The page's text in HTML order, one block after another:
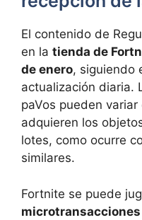
El contenido de
en la tienda de
de enero, siguiendo
actualización diaria.
paVos pueden
adquieren los
lotes, como ocurre
similares.
Fortnite se puede
microtransacciones